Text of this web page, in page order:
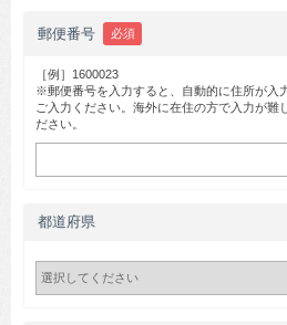
郵便番号 必須
［例］1600023
※郵便番号を入力すると、自動的に住所が入
ご入力ください。海外に在住の方で入力が難
ださい。
都道府県